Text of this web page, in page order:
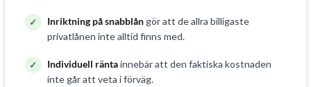
Inriktning på snabblångör att de allra billigaste
privatlånen inte alltid finns med.
Individuell räntainnebär att den faktiska kostnaden
inte går att veta i förväg.